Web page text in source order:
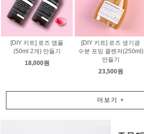
[DIY 키트] 로즈 앰플
(50ml 2개) 만들기
18,000원
[DIY 키트] 로즈 생기광
수분 포밍 클렌저(250ml)
만들기
23,500원
더보기 +